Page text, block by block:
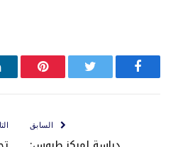
فيسبوك تويتر
السابق